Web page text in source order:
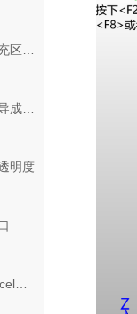
如何在CAD中删除图形填充区域的一部分
CAD如何把天正建筑图纸导成天正T3/T8/T9格式版本
明度
CAD 的表格怎么转换成Excel表格